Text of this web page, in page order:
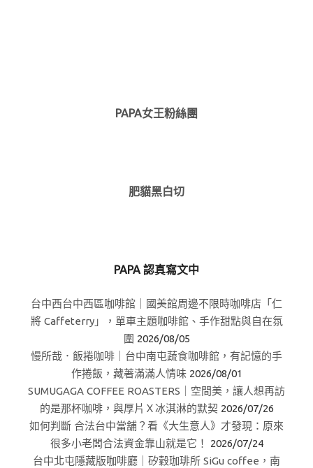
PAPA女王粉絲團
肥貓黑白切
PAPA 認真寫文中
台中西台中西區咖啡館｜國美館周邊不限時咖啡店「仁
將 Caffeterry」，單車主題咖啡館、手作甜點與自在氛
圍 2026/08/05
慢所哉．飯捲咖啡｜台中南屯蔬食咖啡館，有記憶的手
作捲飯，藏著滿滿人情味 2026/08/01
SUMUGAGA COFFEE ROASTERS｜空間美，讓人想再訪
的是那杯咖啡，與厚片Ｘ冰淇淋的默契 2026/07/26
如何判斷 合法台中當舖？看《大生意人》才發現：原來
很多小老闆合法資金靠山就是它！
2026/07/24
台中北屯隱藏版咖啡廳｜矽穀珈琲所 SiGu coffee，南